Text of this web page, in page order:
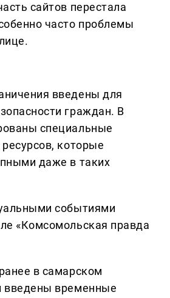
сайтов перестала
часто проблемы
введены для
граждан. В
специальные
которые
даже в таких
событиями
«Комсомольская правда
в самарском
введены временные